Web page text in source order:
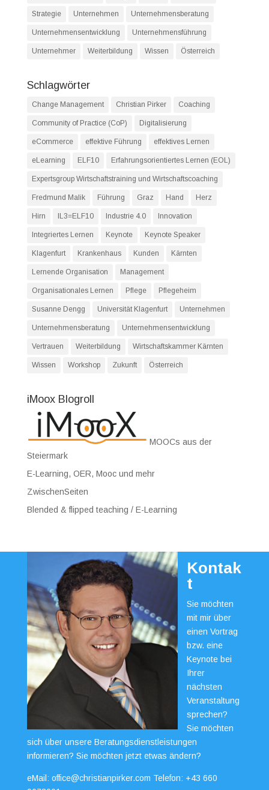
Strategie Unternehmen Unternehmensberatung
Unternehmensentwicklung Unternehmensführung
Unternehmer Weiterbildung Wissen Österreich
Schlagwörter
Change Management Christian Pirker Coaching
Community of Practice (CoP) Digitalisierung
eCommerce effektive Führung effektives Lernen
eLearning ELF10 Erfahrungsorientiertes Lernen (EOL)
Expertsgroup Wirtschaftstraining und Wirtschaftscoaching
Fredmund Malik Führung Graz Hand Herz
Hirn IL3=ELF10 Industrie 4.0 Innovation
Integriertes Lernen Keynote Keynote Speaker
Klagenfurt Krankenhaus Kunden Kärnten
Lernende Organisation Management
Organisationales Lernen Pflege Pflegeheim
Susanne Dengg Universität Klagenfurt Unternehmen
Unternehmensberatung Unternehmensentwicklung
Vertrauen Weiterbildung Wirtschaftskammer Kärnten
Wissen Workshop Zukunft Österreich
iMoox Blogroll
MOOCs aus der
Steiermark
E-Learning, OER, Mooc und mehr
ZwischenSeiten
Blended & flipped teaching / E-Learning
Kontak
t
Sie möchten
mit mir über
einen Vortrag
bzw. eine
Keynote bei
Ihrer
nächsten
Veranstaltung
sprechen?
Sie möchten
sich über unsere Beratungsdienstleistungen
informieren? Sie möchten jetzt etwas ändern?
eMail: office@christianpirker.com Telefon: +43 660